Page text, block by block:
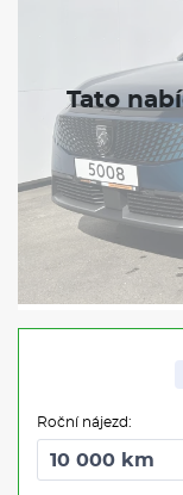
Roční nájezd: